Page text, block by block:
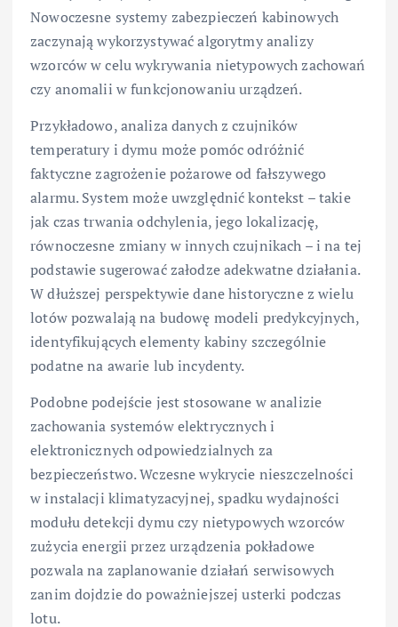
Nowoczesne systemy zabezpieczeń kabinowych
zaczynają wykorzystywać algorytmy analizy
wzorców w celu wykrywania nietypowych zachowań
czy anomalii w funkcjonowaniu urządzeń.
Przykładowo, analiza danych z czujników
temperatury i dymu może pomóc odróżnić
faktyczne zagrożenie pożarowe od fałszywego
alarmu. System może uwzględnić kontekst – takie
jak czas trwania odchylenia, jego lokalizację,
równoczesne zmiany w innych czujnikach – i na tej
podstawie sugerować załodze adekwatne działania.
W dłuższej perspektywie dane historyczne z wielu
lotów pozwalają na budowę modeli predykcyjnych,
identyfikujących elementy kabiny szczególnie
podatne na awarie lub incydenty.
Podobne podejście jest stosowane w analizie
zachowania systemów elektrycznych i
elektronicznych odpowiedzialnych za
bezpieczeństwo. Wczesne wykrycie nieszczelności
w instalacji klimatyzacyjnej, spadku wydajności
modułu detekcji dymu czy nietypowych wzorców
zużycia energii przez urządzenia pokładowe
pozwala na zaplanowanie działań serwisowych
zanim dojdzie do poważniejszej usterki podczas
lotu.